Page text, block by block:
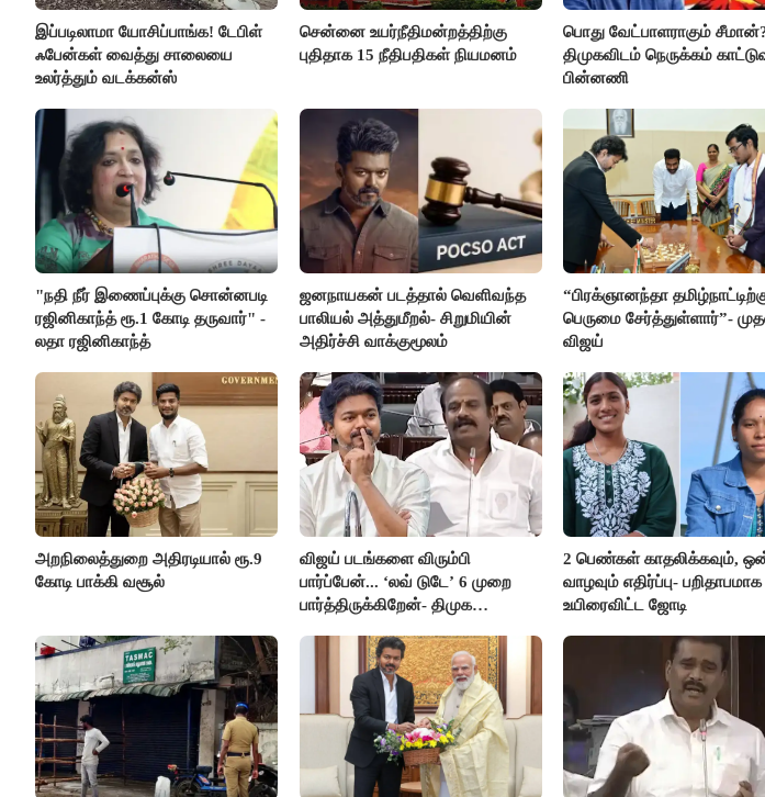
இப்படிலாமா யோசிப்பாங்க! டேபிள்
ஃபேன்கள் வைத்து சாலையை
உலர்த்தும் வடக்கன்ஸ்
சென்னை உயர்நீதிமன்றத்திற்கு
புதிதாக 15 நீதிபதிகள் நியமனம்
பொது வேட்பாளராகும்
திமுகவிடம் நெருக்கம்
பின்னணி
"நதி நீர் இணைப்புக்கு சொன்னபடி
ரஜினிகாந்த் ரூ.1 கோடி தருவார்" -
லதா ரஜினிகாந்த்
ஜனநாயகன் படத்தால் வெளிவந்த
பாலியல் அத்துமீறல்- சிறுமியின்
அதிர்ச்சி வாக்குமூலம்
“பிரக்ஞானந்தா
பெருமை சேர்த்துள்ளார்”-
விஜய்
அறநிலைத்துறை அதிரடியால் ரூ.9
கோடி பாக்கி வசூல்
விஜய் படங்களை விரும்பி
பார்ப்பேன்... ‘லவ் டுடே’ 6 முறை
பார்த்திருக்கிறேன்- திமுக
2 பெண்கள் காதலிக்கவும்,
வாழவும் எதிர்ப்பு- பறிதாபமாக
உயிரைவிட்ட ஜோடி